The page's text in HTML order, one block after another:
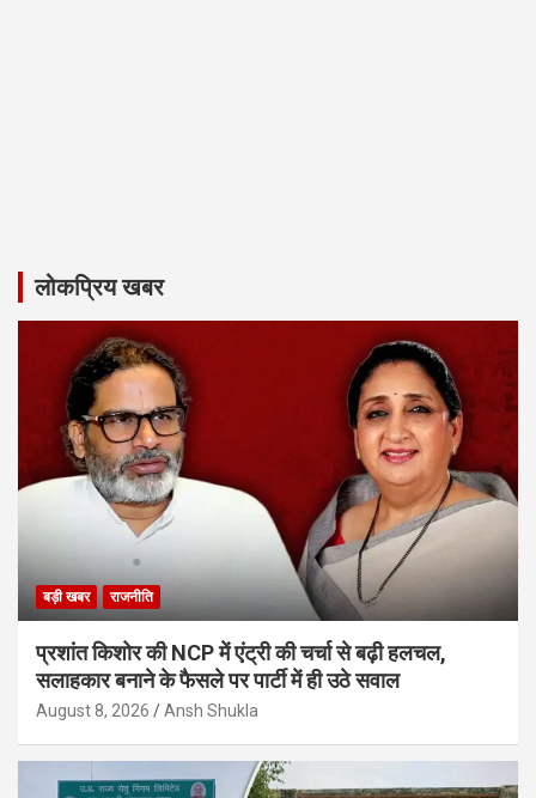
लोकप्रिय खबर
बड़ी खबर राजनीति
प्रशांत किशोर की NCP में एंट्री की चर्चा से बढ़ी हलचल,
सलाहकार बनाने के फैसले पर पार्टी में ही उठे सवाल
August 8, 2026 Ansh Shukla